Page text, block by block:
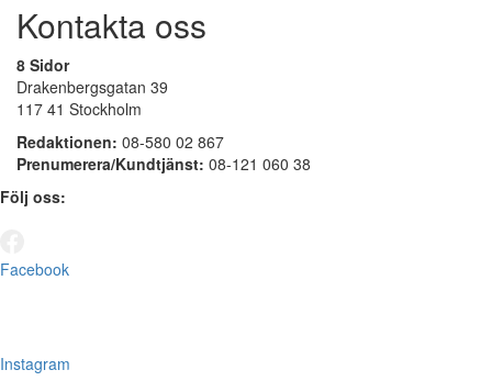
Kontakta oss
8 Sidor
Drakenbergsgatan 39
117 41 Stockholm
Redaktionen: 08-580 02 867
Prenumerera/Kundtjänst: 08-121 060 38
Följ oss:
Facebook
Instagram